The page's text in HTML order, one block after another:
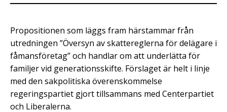
Propositionen som läggs fram härstammar från
utredningen ”Översyn av skattereglerna för delägare i
fåmansföretag” och handlar om att underlätta för
familjer vid generationsskifte. Förslaget är helt i linje
med den sakpolitiska överenskommelse
regeringspartiet gjort tillsammans med Centerpartiet
och Liberalerna.